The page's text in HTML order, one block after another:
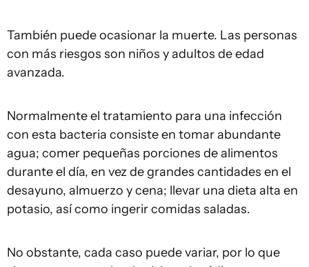
También puede ocasionar la muerte. Las personas
con más riesgos son niños y adultos de edad
avanzada.
Normalmente el tratamiento para una infección
con esta bacteria consiste en tomar abundante
agua; comer pequeñas porciones de alimentos
durante el día, en vez de grandes cantidades en el
desayuno, almuerzo y cena; llevar una dieta alta en
potasio, así como ingerir comidas saladas.
No obstante, cada caso puede variar, por lo que